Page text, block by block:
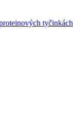
tyčinkách